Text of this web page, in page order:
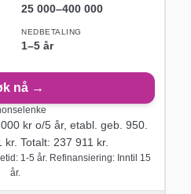
25 000–400 000
NEDBETALING
1–5 år
nå →
kr o/5år, etabl. geb. 950.
kr. Totalt: 237 911 kr.
1-5 år. Refinansiering: Inntil 15
år.